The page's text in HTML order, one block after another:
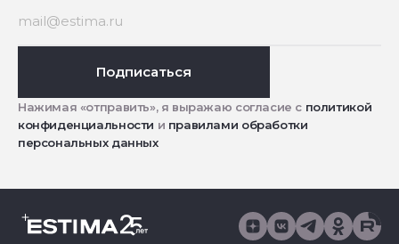
Подписаться
Нажимая «отправить», я выражаю согласие с политикой
конфиденциальности и правилами обработки
персональных данных